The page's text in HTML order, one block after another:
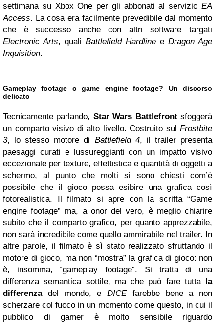
settimana su Xbox One per gli abbonati al servizio EA
Access. La cosa era facilmente prevedibile dal momento
che è successo anche con altri software targati
Electronic Arts, quali Battlefield Hardline e Dragon Age
Inquisition.
Gameplay footage o game engine footage? Un discorso
delicato
Tecnicamente parlando, Star Wars Battlefrontsfoggerà
un comparto visivo di alto livello. Costruito sul Frostbite
3, lo stesso motore di Battlefield 4, il trailer presenta
paesaggi curati e lussureggianti con un impatto visivo
eccezionale per texture, effettistica e quantità di oggetti a
schermo, al punto che molti si sono chiesti com’è
possibile che il gioco possa esibire una grafica così
fotorealistica. Il filmato si apre con la scritta “Game
engine footage” ma, a onor del vero, è meglio chiarire
subito che il comparto grafico, per quanto apprezzabile,
non sarà incredibile come quello ammirabile nel trailer. In
altre parole, il filmato è sì stato realizzato sfruttando il
motore di gioco, ma non “mostra” la grafica di gioco: non
è, insomma, “gameplay footage”. Si tratta di una
differenza semantica sottile, ma che può fare tutta la
differenzadel mondo, e DICEfarebbe bene a non
scherzare col fuoco in un momento come questo, in cui il
pubblico di gamer è molto sensibile riguardo